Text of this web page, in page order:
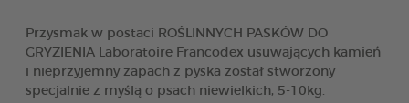
Przysmak w postaci ROŚLINNYCH PASKÓW DO
GRYZIENIA Laboratoire Francodex usuwających kamień
i nieprzyjemny zapach z pyska został stworzony
specjalnie z myślą o psach niewielkich, 5-10kg.